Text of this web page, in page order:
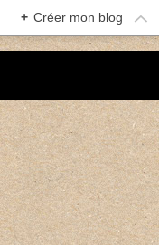
+ Créer mon blog